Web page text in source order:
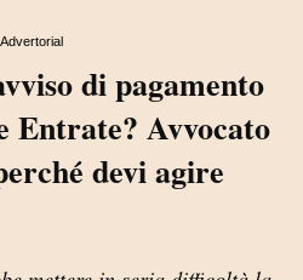
Advertorial
di pagamento
Entrate? Avvocato
devi agire